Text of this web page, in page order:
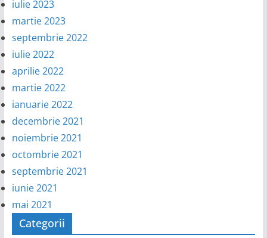
iulie 2023
martie 2023
septembrie 2022
iulie 2022
aprilie 2022
martie 2022
ianuarie 2022
decembrie 2021
noiembrie 2021
octombrie 2021
septembrie 2021
iunie 2021
mai 2021
Categorii